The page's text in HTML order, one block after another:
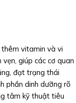
vitamin và vi
giúp các cơ quan
đạt trạng thái
phần dinh dưỡng rõ
tâm kỹ thuật tiêu